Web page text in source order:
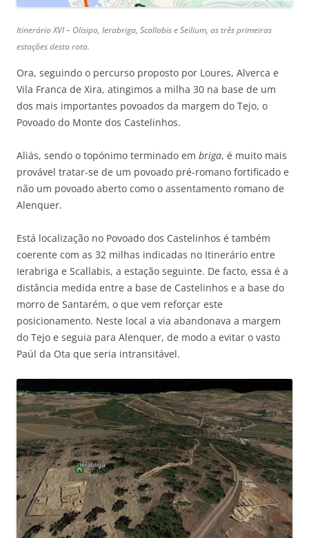
Itinerário XVI – Olisipo, Ierabriga, Scallabis e Seilium, as três primeiras
estações desta rota.
Ora, seguindo o percurso proposto por Loures, Alverca e
Vila Franca de Xira, atingimos a milha 30 na base de um
dos mais importantes povoados da margem do Tejo, o
Povoado do Monte dos Castelinhos.
Aliás, sendo o topónimo terminado em briga, é muito mais
provável tratar-se de um povoado pré-romano fortificado e
não um povoado aberto como o assentamento romano de
Alenquer.
Está localização no Povoado dos Castelinhos é também
coerente com as 32 milhas indicadas no Itinerário entre
Ierabriga e Scallabis, a estação seguinte. De facto, essa é a
distância medida entre a base de Castelinhos e a base do
morro de Santarém, o que vem reforçar este
posicionamento. Neste local a via abandonava a margem
do Tejo e seguia para Alenquer, de modo a evitar o vasto
Paúl da Ota que seria intransitável.